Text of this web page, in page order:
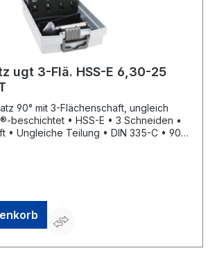
ugt 3-Flä. HSS-E 6,30-25
90° mit 3-Flächenschaft, ungleich
HSS-E • 3 Schneiden •
• Ungleiche Teilung • DIN 335-C • 90°
Art • Sehr gute
durch ungleich geteilte
deutlich geringere
Lieferung: In